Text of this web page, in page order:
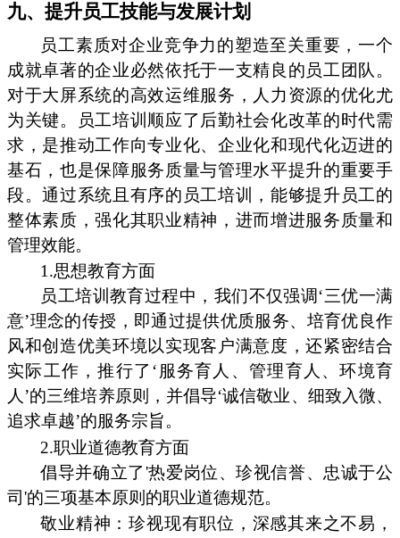
九、提升员工技能与发展计划
员工素质对企业竞争力的塑造至关重要，一个
成就卓著的企业必然依托于一支精良的员工团队。
对于大屏系统的高效运维服务，人力资源的优化尤
为关键。员工培训顺应了后勤社会化改革的时代需
求，是推动工作向专业化、企业化和现代化迈进的
基石，也是保障服务质量与管理水平提升的重要手
段。通过系统且有序的员工培训，能够提升员工的
整体素质，强化其职业精神，进而增进服务质量和
管理效能。
1.思想教育方面
员工培训教育过程中，我们不仅强调‘三优一满
意’理念的传授，即通过提供优质服务、培育优良作
风和创造优美环境以实现客户满意度，还紧密结合
实际工作，推行了‘服务育人、管理育人、环境育
人’的三维培养原则，并倡导‘诚信敬业、细致入微、
追求卓越’的服务宗旨。
2.职业道德教育方面
倡导并确立了'热爱岗位、珍视信誉、忠诚于公
司'的三项基本原则的职业道德规范。
敬业精神：珍视现有职位，深感其来之不易，